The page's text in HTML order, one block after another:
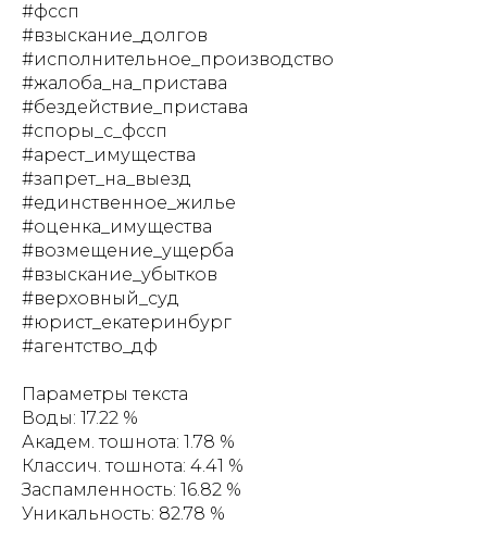
#фссп
#взыскание_долгов
#исполнительное_производство
#жалоба_на_пристава
#бездействие_пристава
#споры_с_фссп
#арест_имущества
#запрет_на_выезд
#единственное_жилье
#оценка_имущества
#возмещение_ущерба
#взыскание_убытков
#верховный_суд
#юрист_екатеринбург
#агентство_дф
Параметры текста
Воды: 17.22 %
Академ. тошнота: 1.78 %
Классич. тошнота: 4.41 %
Заспамленность: 16.82 %
Уникальность: 82.78 %